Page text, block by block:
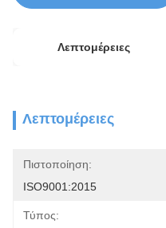
Λεπτομέρειες
Λεπτομέρειες
Πιστοποίηση:
ISO9001:2015
Τύπος: